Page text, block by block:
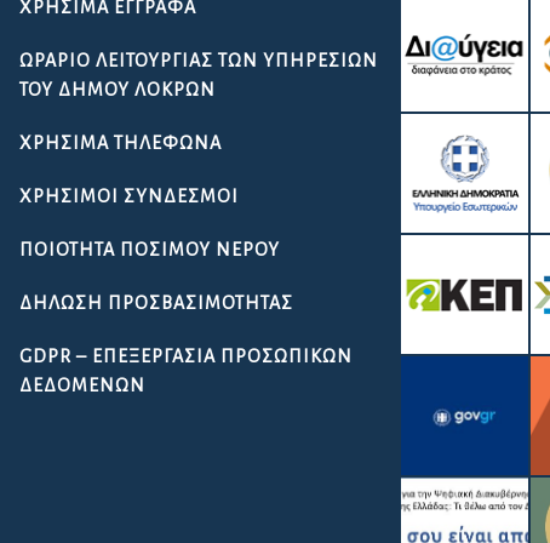
ΧΡΉΣΙΜΑ ΈΓΓΡΑΦΑ
ΩΡΆΡΙΟ ΛΕΙΤΟΥΡΓΊΑΣ ΤΩΝ ΥΠΗΡΕΣΙΏΝ
ΤΟΥ ΔΉΜΟΥ ΛΟΚΡΏΝ
ΧΡΉΣΙΜΑ ΤΗΛΈΦΩΝΑ
ΧΡΉΣΙΜΟΙ ΣΎΝΔΕΣΜΟΙ
ΠΟΙΌΤΗΤΑ ΠΌΣΙΜΟΥ ΝΕΡΟΎ
ΔΉΛΩΣΗ ΠΡΟΣΒΑΣΙΜΌΤΗΤΑΣ
GDPR – ΕΠΕΞΕΡΓΑΣΙΑ ΠΡΟΣΩΠΙΚΩΝ
ΔΕΔΟΜΕΝΩΝ